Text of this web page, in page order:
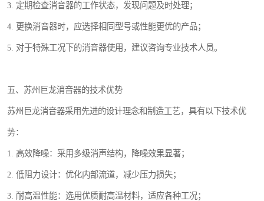
3. 定期检查消音器的工作状态，发现问题及时处理；
4. 更换消音器时，应选择相同型号或性能更优的产品；
5. 对于特殊工况下的消音器使用，建议咨询专业技术人员。
五、苏州巨龙消音器的技术优势
苏州巨龙消音器采用先进的设计理念和制造工艺，具有以下技术优
势：
1. 高效降噪：采用多级消声结构，降噪效果显著；
2. 低阻力设计：优化内部流道，减少压力损失；
3. 耐高温性能：选用优质耐高温材料，适应各种工况；